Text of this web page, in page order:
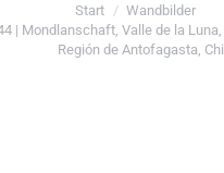
Start
Wandbilder
| Mondlanschaft, Valle de la
Región de Antofagasta,